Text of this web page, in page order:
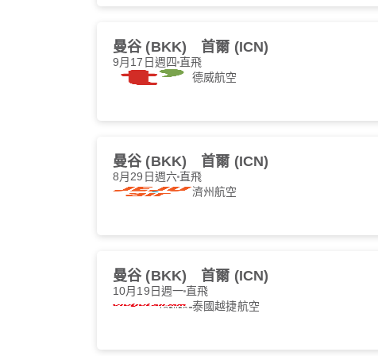
曼谷 (BKK) 首爾 (ICN)
9月17日週四 直飛
德威航空
曼谷 (BKK) 首爾 (ICN)
8月29日週六直飛
濟州航空
曼谷 (BKK) 首爾 (ICN)
10月19日週一 直飛
泰國越捷航空